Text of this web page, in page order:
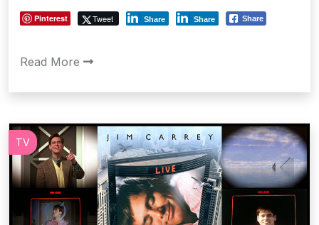
Pinterest Tweet Share Share Share
Read More
TV